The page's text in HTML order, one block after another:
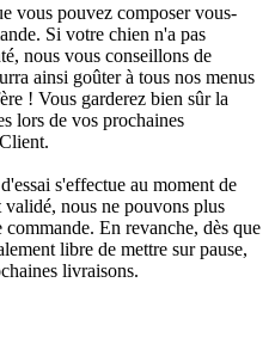
vous pouvez composer vous-
Si votre chien n'a pas
nous vous conseillons de
ainsi goûter à tous nos menus
! Vous garderez bien sûr la
lors de vos prochaines
s'effectue au moment de
nous ne pouvons plus
En revanche, dès que
libre de mettre sur pause,
livraisons.